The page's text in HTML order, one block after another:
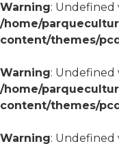
Warning: Undefined
/home/
content/themes/
Warning: Undefined
/home/
content/themes/
Warning: Undefined